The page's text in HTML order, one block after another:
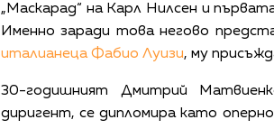
„Маскарад“ на Карл Нилсен и
Именно заради това негово
италианеца Фабио Луизи, му
30-годишният Дмитрий
диригент, се дипломира като